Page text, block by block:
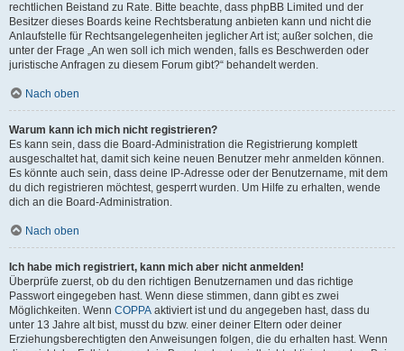
rechtlichen Beistand zu Rate. Bitte beachte, dass phpBB Limited und der
Besitzer dieses Boards keine Rechtsberatung anbieten kann und nicht die
Anlaufstelle für Rechtsangelegenheiten jeglicher Art ist; außer solchen, die
unter der Frage „An wen soll ich mich wenden, falls es Beschwerden oder
juristische Anfragen zu diesem Forum gibt?“ behandelt werden.
Nach oben
Warum kann ich mich nicht registrieren?
Es kann sein, dass die Board-Administration die Registrierung komplett
ausgeschaltet hat, damit sich keine neuen Benutzer mehr anmelden können.
Es könnte auch sein, dass deine IP-Adresse oder der Benutzername, mit dem
du dich registrieren möchtest, gesperrt wurden. Um Hilfe zu erhalten, wende
dich an die Board-Administration.
Nach oben
Ich habe mich registriert, kann mich aber nicht anmelden!
Überprüfe zuerst, ob du den richtigen Benutzernamen und das richtige
Passwort eingegeben hast. Wenn diese stimmen, dann gibt es zwei
Möglichkeiten. Wenn COPPA aktiviert ist und du angegeben hast, dass du
unter 13 Jahre alt bist, musst du bzw. einer deiner Eltern oder deiner
Erziehungsberechtigten den Anweisungen folgen, die du erhalten hast. Wenn